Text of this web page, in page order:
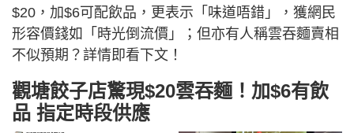
$20，加$6可配飲品，更表示「味道唔錯」，獲網民
形容價錢如「時光倒流價」；但亦有人稱雲吞麵賣相
不似預期？詳情即看下文！
觀塘餃子店驚現$20雲吞麵！加$6有飲
品 指定時段供應